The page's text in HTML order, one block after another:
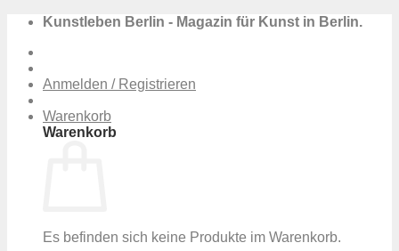
Zum
springen
Kunstleben Berlin - Magazin für Kunst in Berlin.
Anmelden / Registrieren
Warenkorb
Warenkorb
Es befinden sich keine Produkte im Warenkorb.